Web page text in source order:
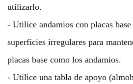
utilizarlo.
- Utilice andamios con placas base
superficies irregulares para
placas base como los andamios.
- Utilice una tabla de apoyo